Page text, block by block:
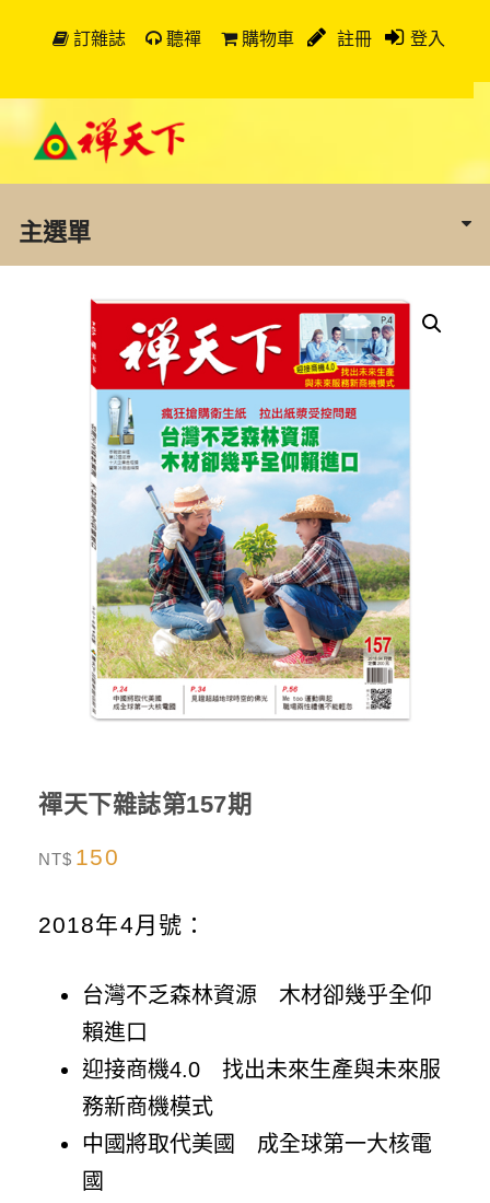
訂雜誌 聽禪 購物車 註冊 登入
主選單
禪天下雜誌第157期
NT$ 150
2018年4月號：
台灣不乏森林資源 木材卻幾乎全仰
賴進口
迎接商機4.0 找出未來生產與未來服
務新商機模式
中國將取代美國 成全球第一大核電
國